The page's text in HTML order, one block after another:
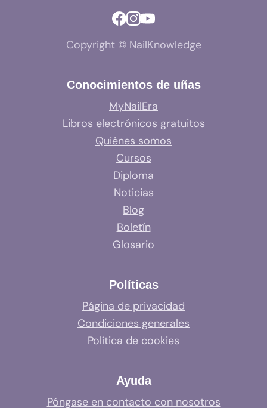
Copyright © NailKnowledge
Conocimientos de uñas
MyNailEra
Libros electrónicos gratuitos
Quiénes somos
Cursos
Diploma
Noticias
Blog
Boletín
Glosario
Políticas
Página de privacidad
Condiciones generales
Política de cookies
Ayuda
Póngase en contacto con nosotros